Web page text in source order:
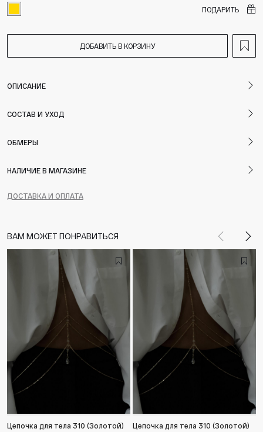
ПОДАРИТЬ
ДОБАВИТЬ В КОРЗИНУ
ОПИСАНИЕ
СОСТАВ И УХОД
ОБМЕРЫ
НАЛИЧИЕ В МАГАЗИНЕ
ДОСТАВКА И ОПЛАТА
ВАМ МОЖЕТ ПОНРАВИТЬСЯ Назад
Цепочка для тела 310 (Золотой)
Цепочка для тела 310 (Золотой)